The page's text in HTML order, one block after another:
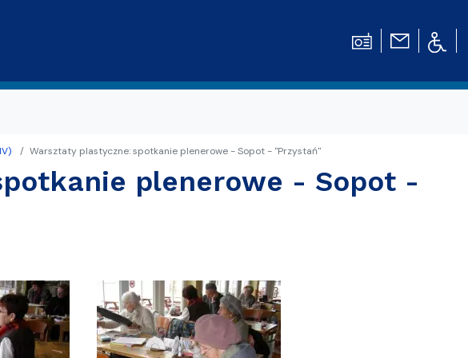
Warsztaty plastyczne: spotkanie plenerowe - Sopot - "Przystań"
plenerowe - Sopot -